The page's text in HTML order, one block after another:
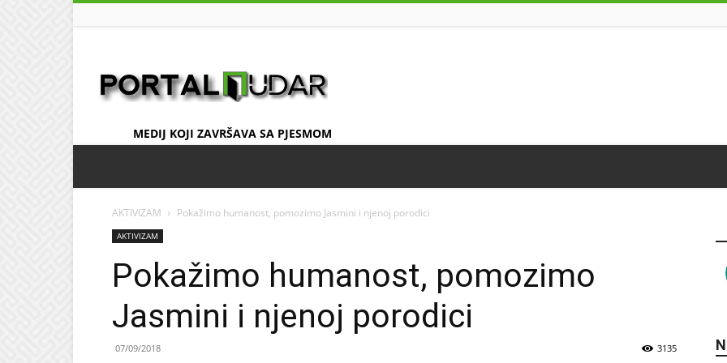
MEDIJ KOJI ZAVRŠAVA SA PJESMOM
AKTIVIZAM Pokažimo humanost, pomozimo Jasmini i njenoj porodici
AKTIVIZAM
Pokažimo humanost, pomozimo
Jasmini i njenoj porodici
07/09/2018 3135